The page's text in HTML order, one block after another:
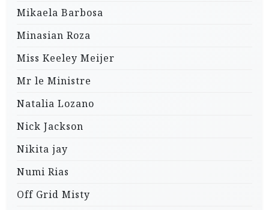
Mikaela Barbosa
Minasian Roza
Miss Keeley Meijer
Mr le Ministre
Natalia Lozano
Nick Jackson
Nikita jay
Numi Rias
Off Grid Misty